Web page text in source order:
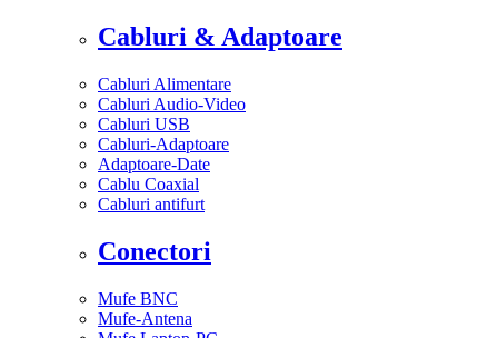
Cabluri & Adaptoare
Cabluri Alimentare
Cabluri Audio-Video
Cabluri USB
Cabluri-Adaptoare
Adaptoare-Date
Cablu Coaxial
Cabluri antifurt
Conectori
Mufe BNC
Mufe-Antena